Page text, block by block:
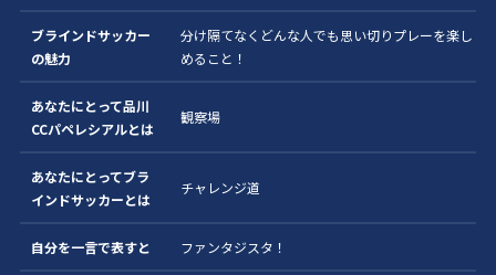
ブラインドサッカー
の魅力
分け隔てなくどんな人でも思い切りプレーを楽し
めること！
あなたにとって品川
CCパペレシアルとは
観察場
あなたにとってブラ
インドサッカーとは
チャレンジ道
自分を一言で表すと ファンタジスタ！